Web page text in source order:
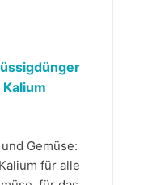
Gemüse:
für alle